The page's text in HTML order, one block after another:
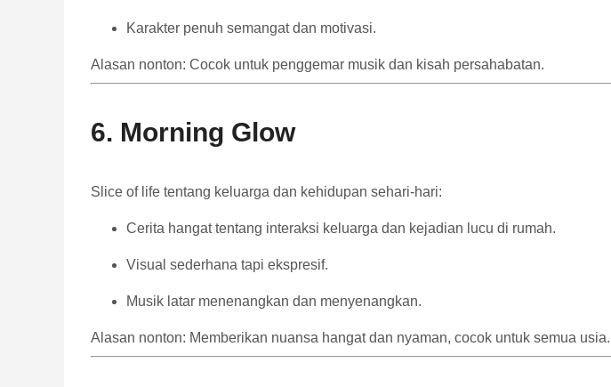
Karakter penuh semangat dan motivasi.
Alasan nonton: Cocok untuk penggemar musik dan kisah persahabatan.
6. Morning Glow
Slice of life tentang keluarga dan kehidupan sehari-hari:
Cerita hangat tentang interaksi keluarga dan kejadian lucu di rumah.
Visual sederhana tapi ekspresif.
Musik latar menenangkan dan menyenangkan.
Alasan nonton: Memberikan nuansa hangat dan nyaman, cocok untuk semua usia.